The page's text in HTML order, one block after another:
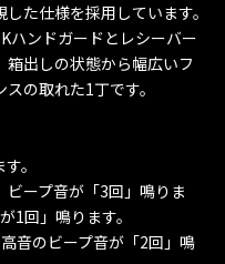
た仕様を採用しています。
ハンドガードとレシーバー
出しの状態から幅広いフ
の取れた1丁です。
。
ープ音が「3回」鳴りま
1回」鳴ります。
音のビープ音が「2回」鳴